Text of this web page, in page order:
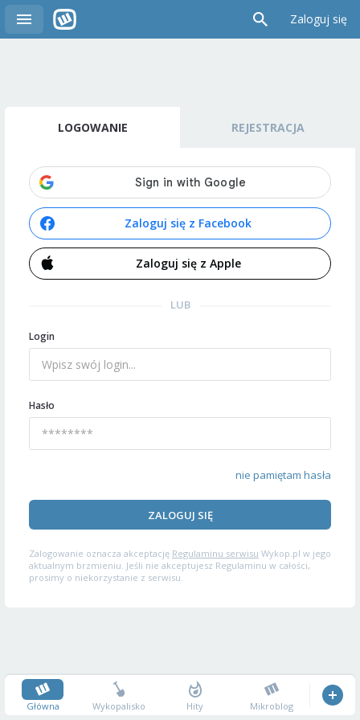
Zaloguj się
LOGOWANIE REJESTRACJA
Zaloguj się z Facebook
Zaloguj się z Apple
LUB
Login
Hasło
nie pamiętam hasła
ZALOGUJ SIĘ
Zalogowanie oznacza akceptację Regulaminu serwisu Wykop.pl w jego
aktualnym brzmieniu. Jeśli nie akceptujesz Regulaminu w całości,
prosimy o niekorzystanie z serwisu.
Główna Wykopalisko Hity Mikroblog